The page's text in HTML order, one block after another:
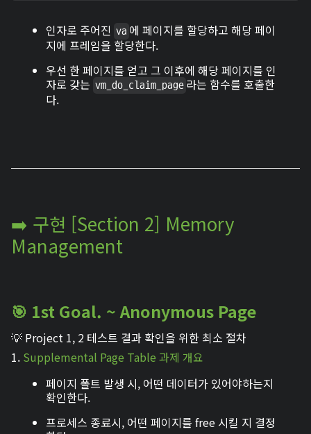
인자로 주어진 va 에 페이지를 할당하고 해당 페이
지에 프레임을 할당한다.
우선 한 페이지를 얻고 그 이후에 해당 페이지를 인
자로 갖는 vm_do_claim_page 라는 함수를 호출한
다.
➡️ 구현 [Section 2] Memory
Management
🎯 1st Goal. ~ Anonymous Page
💡 Project 1, 2 테스트 결과 확인을 위한 최소 절차
1. Supplemental Page Table 과제 개요
페이지 폴트 발생 시, 어떤 데이터가 있어야하는지
확인한다.
프로세스 종료시, 어떤 페이지를 free 시킬 지 결정